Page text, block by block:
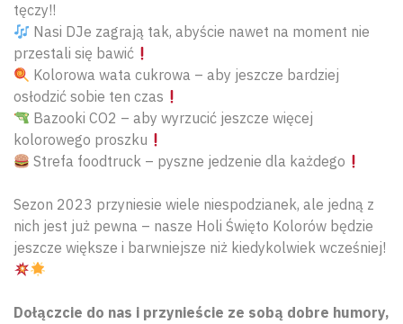
tęczy!!
Nasi DJe zagrają tak, abyście nawet na moment nie
przestali się bawić
Kolorowa wata cukrowa – aby jeszcze bardziej
osłodzić sobie ten czas
Bazooki CO2 – aby wyrzucić jeszcze więcej
kolorowego proszku
Strefa foodtruck – pyszne jedzenie dla każdego
Sezon 2023 przyniesie wiele niespodzianek, ale jedną z
nich jest już pewna – nasze Holi Święto Kolorów będzie
jeszcze większe i barwniejsze niż kiedykolwiek wcześniej!
Dołączcie do nas i przynieście ze sobą dobre humory,